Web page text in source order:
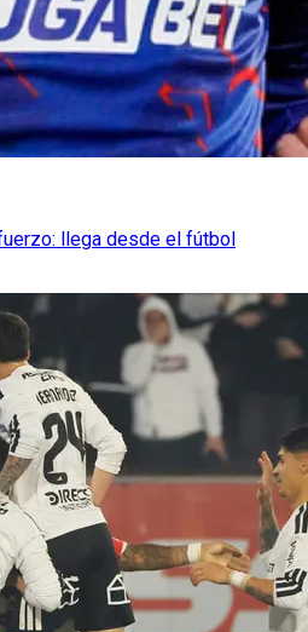
llega desde el fútbol